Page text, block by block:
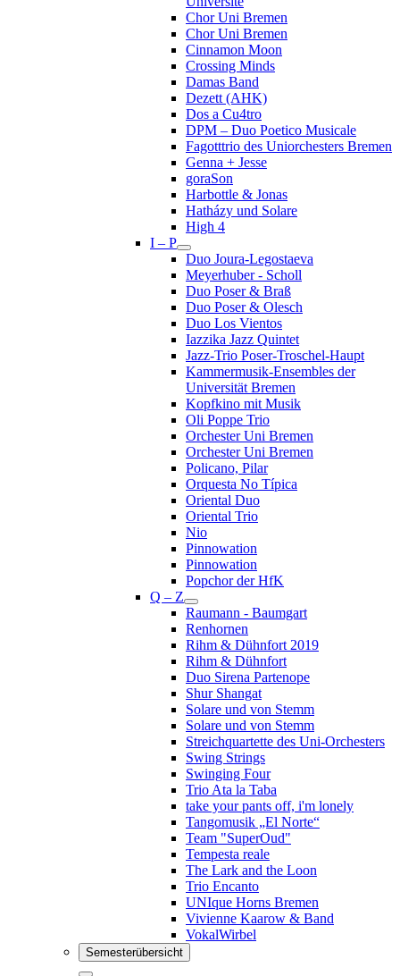
Chor Uni Bremen
Chor Uni Bremen
Cinnamon Moon
Crossing Minds
Damas Band
Dezett (AHK)
Dos a Cu4tro
DPM – Duo Poetico Musicale
Fagotttrio des Uniorchesters Bremen
Genna + Jesse
goraSon
Harbottle & Jonas
Hatházy und Solare
High 4
I – P
Duo Joura-Legostaeva
Meyerhuber - Scholl
Duo Poser & Braß
Duo Poser & Olesch
Duo Los Vientos
Iazzika Jazz Quintet
Jazz-Trio Poser-Troschel-Haupt
Kammermusik-Ensembles der
Universität Bremen
Kopfkino mit Musik
Oli Poppe Trio
Orchester Uni Bremen
Orchester Uni Bremen
Policano, Pilar
Orquesta No Típica
Oriental Duo
Oriental Trio
Nio
Pinnowation
Pinnowation
Popchor der HfK
Q – Z
Raumann - Baumgart
Renhornen
Rihm & Dühnfort 2019
Rihm & Dühnfort
Duo Sirena Partenope
Shur Shangat
Solare und von Stemm
Solare und von Stemm
Streichquartette des Uni-Orchesters
Swing Strings
Swinging Four
Trio Ata la Taba
take your pants off, i'm lonely
Tangomusik „El Norte“
Team "SuperOud"
Tempesta reale
The Lark and the Loon
Trio Encanto
UNIque Horns Bremen
Vivienne Kaarow & Band
VokalWirbel
Semesterübersicht